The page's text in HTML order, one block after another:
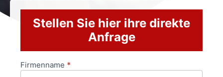
Stellen Sie hier ihre direkte
Anfrage
Anfrageformular
Firmenname *